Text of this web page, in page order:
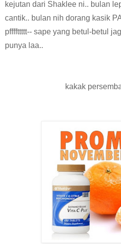
kejutan dari Shaklee ni.. bulan
cantik.. bulan nih dorang kasik
pffffttttt-- sape yang betul-betul
punya laa..
kakak